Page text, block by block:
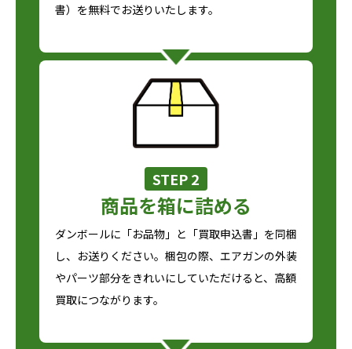
書）を無料でお送りいたします。
STEP 2
商品を箱に詰める
ダンボールに「お品物」と「買取申込書」を同梱
し、お送りください。梱包の際、エアガンの外装
やパーツ部分をきれいにしていただけると、高額
買取につながります。